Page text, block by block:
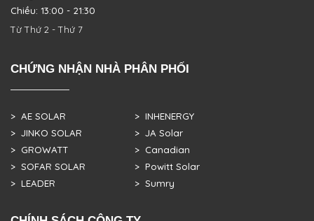
Chiều: 13:00 - 21:30
Từ Thứ 2 - Thứ 7
CHỨNG NHẬN NHÀ PHÂN PHỐI
> AE SOLAR
> JINKO SOLAR
> GROWATT
> SOFAR SOLAR
> LEADER
> INHENERGY
> JA Solar
> Canadian
> Powitt Solar
> Sumry